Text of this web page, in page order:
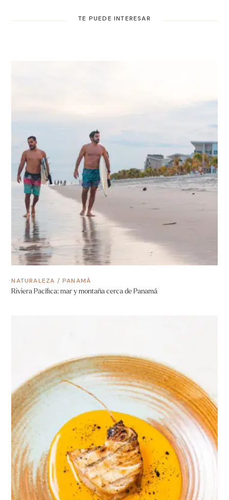
TE PUEDE INTERESAR
NATURALEZA /PANAMÁ
Riviera Pacífica: mar y montaña cerca de Panamá